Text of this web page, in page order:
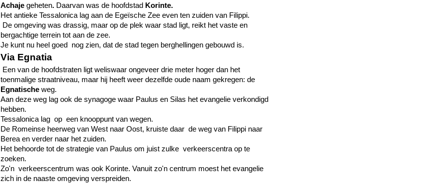
Achaje geheten. Daarvan was de hoofdstad Korinte.
Het antieke Tessalonica lag aan de Egeïsche Zee even ten zuiden van Filippi.
De omgeving was drassig, maar op de plek waar stad ligt, reikt het vaste en
bergachtige terrein tot aan de zee.
Je kunt nu heel goed nog zien, dat de stad tegen berghellingen gebouwd is.
Via Egnatia
Een van de hoofdstraten ligt weliswaar ongeveer drie meter hoger dan het
toenmalige straatniveau, maar hij heeft weer dezelfde oude naam gekregen: de
Egnatische weg.
Aan deze weg lag ook de synagoge waar Paulus en Silas het evangelie verkondigd
hebben.
Tessalonica lag op een knooppunt van wegen.
De Romeinse heerweg van West naar Oost, kruiste daar de weg van Filippi naar
Berea en verder naar het zuiden.
Het behoorde tot de strategie van Paulus om juist zulke verkeerscentra op te
zoeken.
Zo'n verkeerscentrum was ook Korinte. Vanuit zo'n centrum moest het evangelie
zich in de naaste omgeving verspreiden.